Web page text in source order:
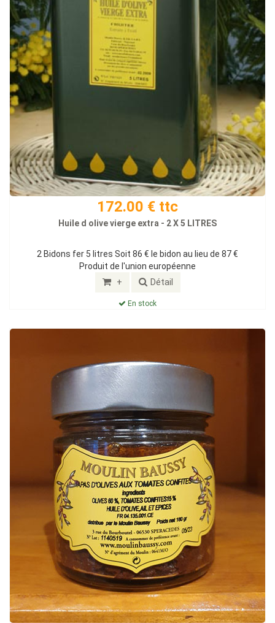
172.00 € ttc
Huile d olive vierge extra - 2 X 5 LITRES
2 Bidons fer 5 litres Soit 86 € le bidon au lieu de 87 €
Produit de l'union européenne
+ Détail
En stock